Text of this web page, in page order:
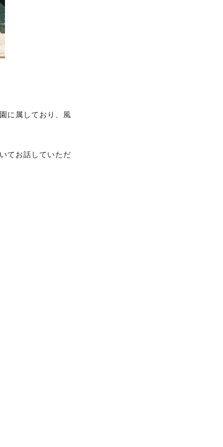
に属しており、風
てお話していただ